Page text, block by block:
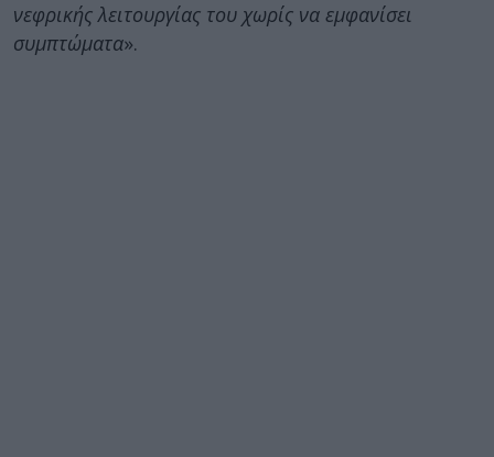
νεφρικής λειτουργίας του χωρίς να εμφανίσει
συμπτώματα».